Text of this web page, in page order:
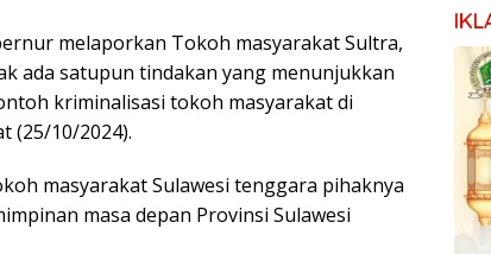
melaporkan Tokoh masyarakat Sultra,
ada satupun tindakan yang menunjukkan
kriminalisasi tokoh masyarakat di
(25/10/2024).
masyarakat Sulawesi tenggara pihaknya
masa depan Provinsi Sulawesi